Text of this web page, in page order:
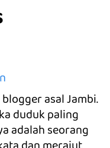
asal Jambi.
duduk paling
adalah seorang